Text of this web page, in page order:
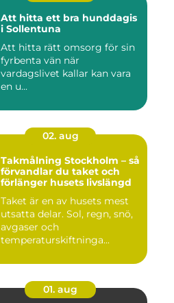
Att hitta ett bra hunddagis
i Sollentuna
Att hitta rätt omsorg för sin
fyrbenta vän när
vardagslivet kallar kan vara
en u...
02. aug
Takmålning Stockholm – så
förvandlar du taket och
förlänger husets livslängd
Taket är en av husets mest
utsatta delar. Sol, regn, snö,
avgaser och
temperaturskiftninga...
01. aug